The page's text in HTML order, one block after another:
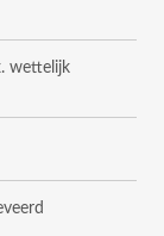
wettelijk